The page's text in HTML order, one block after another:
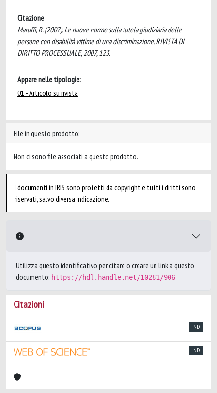
Citazione
Maruffi, R. (2007). Le nuove norme sulla tutela giudiziaria delle
persone con disabilità vittime di una discriminazione. RIVISTA DI
DIRITTO PROCESSUALE, 2007, 123.
Appare nelle tipologie:
01 - Articolo su rivista
File in questo prodotto:
Non ci sono file associati a questo prodotto.
I documenti in IRIS sono protetti da copyright e tutti i diritti sono
riservati, salvo diversa indicazione.
Utilizza questo identificativo per citare o creare un link a questo
documento: https://hdl.handle.net/10281/906
Citazioni
ND
ND